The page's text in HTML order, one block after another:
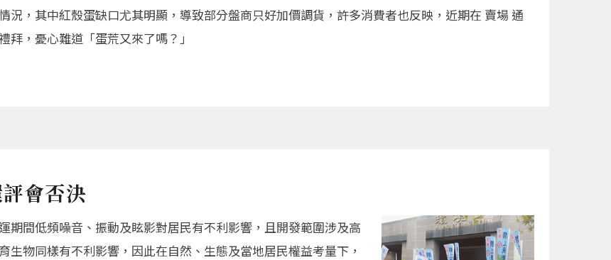
況，其中紅殼蛋缺口尤其明顯，導致部分盤商只好加價調貨，許多消費者也反映，近期在 賣場 通
，憂心難道「蛋荒又來了嗎？」
會否決
期間低頻噪音、振動及眩影對居民有不利影響，且開發範圍涉及高
物同樣有不利影響，因此在自然、生態及當地居民權益考量下，